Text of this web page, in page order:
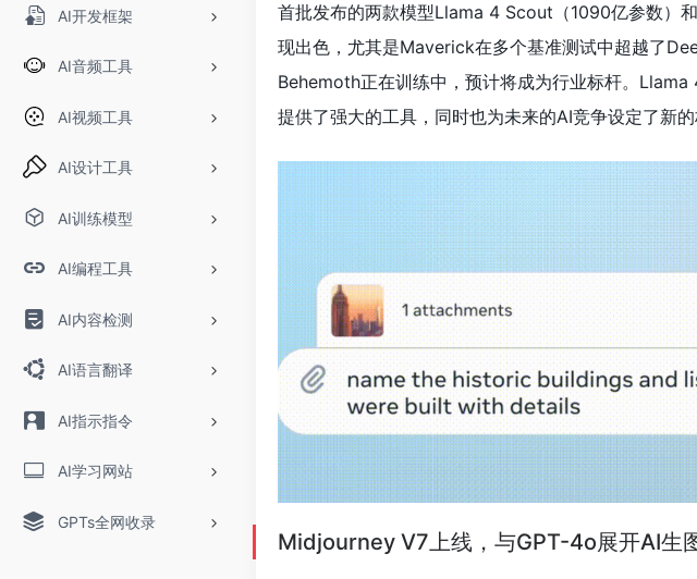
AI开发框架
AI音频工具
AI视频工具
AI设计工具
AI训练模型
AI编程工具
AI内容检测
AI语言翻译
AI指示指令
AI学习网站
GPTs全网收录
首批发布的两款模型Llama 4 Scout（1090亿参数）
现出色，尤其是Maverick在多个基准测试中超越了
Behemoth正在训练中，预计将成为行业标杆。
提供了强大的工具，同时也为未来的AI竞争设定了新
Midjourney V7上线，与GPT-4o展开AI生